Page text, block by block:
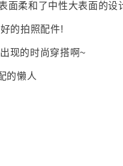
面柔和了中性大表面的设
的拍照配件!
现的时尚穿搭啊~
的懒人